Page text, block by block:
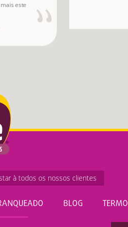
este
à todos os nossos clientes
BLOG